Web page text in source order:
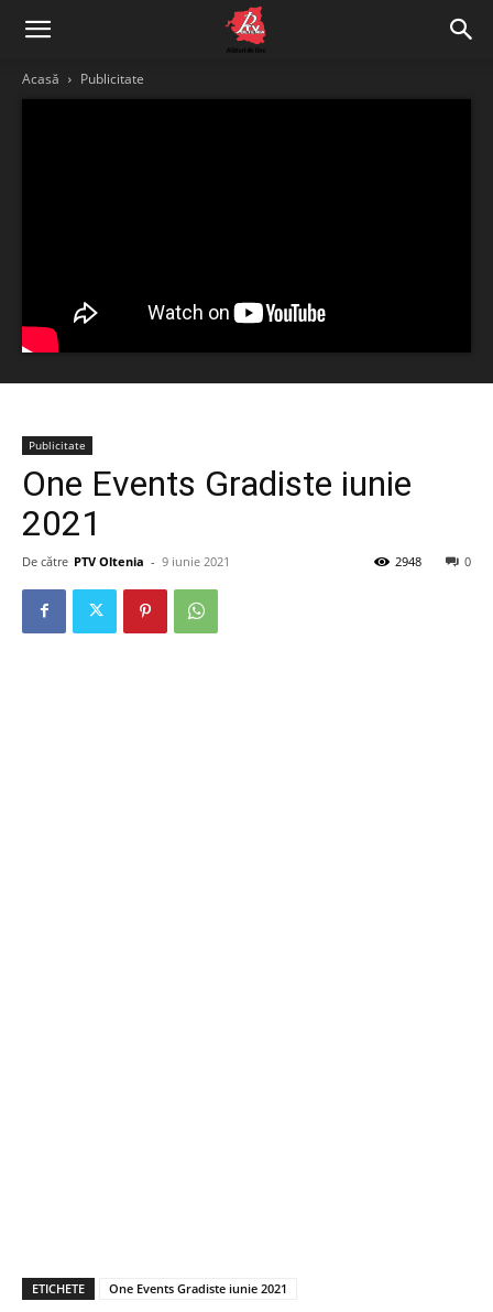
Acasă Publicitate
Publicitate
One Events Gradiste iunie
2021
De către PTV Oltenia - 9 iunie 2021 0
2948
ETICHETE One Events Gradiste iunie 2021